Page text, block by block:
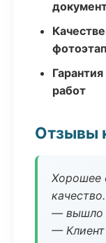
работ
Отзывы
Хорошее
— вышло
—